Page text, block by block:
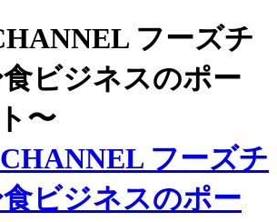
フーズチ
ビジネスのポー
〜